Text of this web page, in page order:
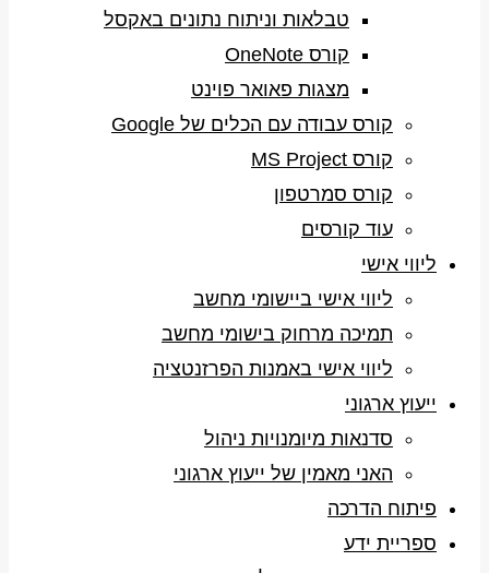
טבלאות וניתוח נתונים באקסל
קורס OneNote
מצגות פאואר פוינט
קורס עבודה עם הכלים של Google
קורס MS Project
קורס סמרטפון
עוד קורסים
ליווי אישי
ליווי אישי ביישומי מחשב
תמיכה מרחוק בישומי מחשב
ליווי אישי באמנות הפרזנטציה
ייעוץ ארגוני
סדנאות מיומנויות ניהול
האני מאמין של ייעוץ ארגוני
פיתוח הדרכה
ספריית ידע